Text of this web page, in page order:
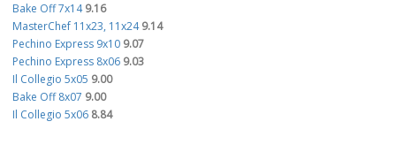
Bake Off 7x14 9.16
MasterChef 11x23, 11x24 9.14
Pechino Express 9x10 9.07
Pechino Express 8x06 9.03
Il Collegio 5x05 9.00
Bake Off 8x07 9.00
Il Collegio 5x06 8.84